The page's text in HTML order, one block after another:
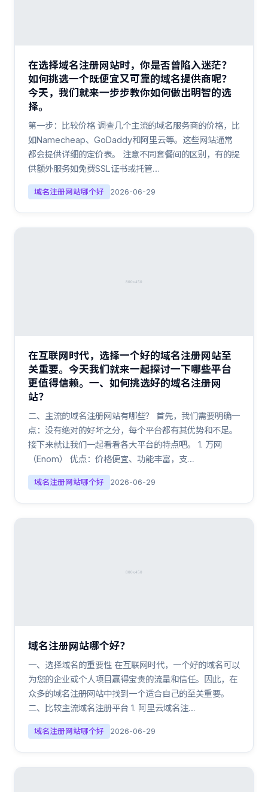
在选择域名注册网站时，你是否曾陷入迷茫？
如何挑选一个既便宜又可靠的域名提供商呢？
今天，我们就来一步步教你如何做出明智的选
择。
第一步：比较价格 调查几个主流的域名服务商的价格，比
如Namecheap、GoDaddy和阿里云等。这些网站通常
都会提供详细的定价表。 注意不同套餐间的区别，有的提
供额外服务如免费SSL证书或托管…
域名注册网站哪个好 2026-06-29
在互联网时代，选择一个好的域名注册网站至
关重要。今天我们就来一起探讨一下哪些平台
更值得信赖。一、如何挑选好的域名注册网
站？
二、主流的域名注册网站有哪些？ 首先，我们需要明确一
点：没有绝对的好坏之分，每个平台都有其优势和不足。
接下来就让我们一起看看各大平台的特点吧。 1. 万网
（Enom） 优点：价格便宜、功能丰富，支…
域名注册网站哪个好 2026-06-29
域名注册网站哪个好？
一、选择域名的重要性 在互联网时代，一个好的域名可以
为您的企业或个人项目赢得宝贵的流量和信任。因此，在
众多的域名注册网站中找到一个适合自己的至关重要。
二、比较主流域名注册平台 1. 阿里云域名注…
域名注册网站哪个好 2026-06-29